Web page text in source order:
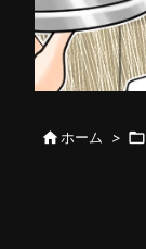
 ホーム > 